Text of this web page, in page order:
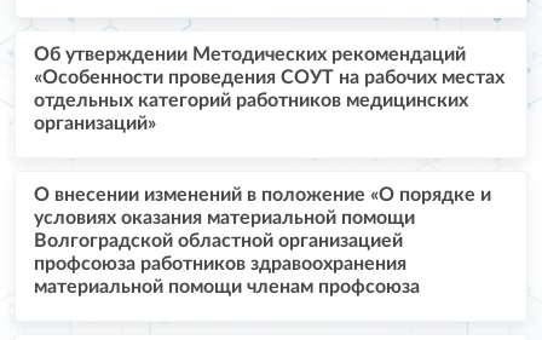
Об утверждении Методических рекомендаций
«Особенности проведения СОУТ на рабочих местах
отдельных категорий работников медицинских
организаций»
О внесении изменений в положение «О порядке и
условиях оказания материальной помощи
Волгоградской областной организацией
профсоюза работников здравоохранения
материальной помощи членам профсоюза